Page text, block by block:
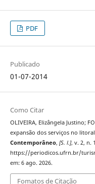
PDF
Publicado
01-07-2014
Como Citar
OLIVEIRA, Elizângela Justino;
expansão dos serviços no
Contemporâneo, [S. l.], v. 2, n.
https://periodicos.ufrn.br/
em: 6 ago. 2026.
Fomatos de Citação